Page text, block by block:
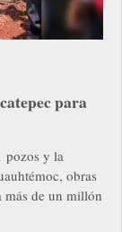
para
pozos y la
obras
más de un millón